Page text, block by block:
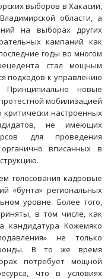
выборов в Хакасии,
области, а
на выборах других
кампаний как
годы во многом
стал мощным
подходов к управлению
Принципиально новые
мобилизацией
критически настроенных
не имеющих
для проведения
вписанных в
голосования кадровые
«бунта» региональных
уровне. Более того,
в том числе, как
кандидатура Кожемяко
не только
В то же время
потребует мощной
что в условиях